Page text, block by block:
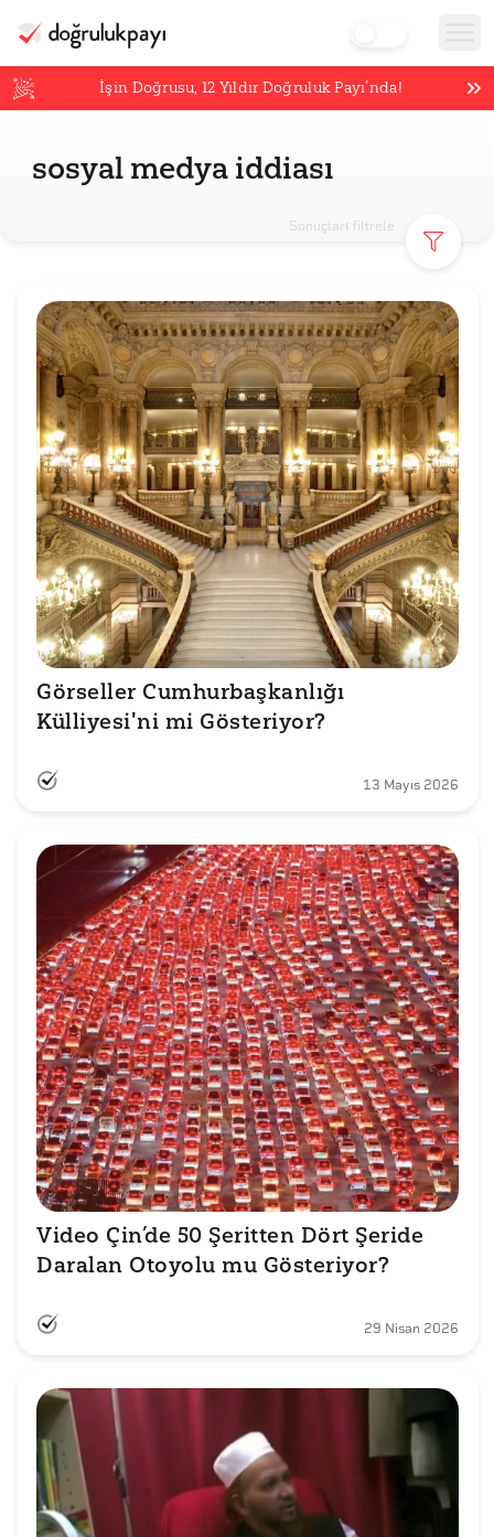
İşin Doğrusu,12 Yıldır Doğruluk Payı’nda!
sosyal medya iddiası
Sonuçları filtrele
Görseller Cumhurbaşkanlığı
Külliyesi'ni mi Gösteriyor?
13 Mayıs 2026
Video Çin’de 50 Şeritten Dört Şeride
Daralan Otoyolu mu Gösteriyor?
29 Nisan 2026